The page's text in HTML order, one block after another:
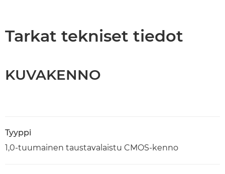
Tarkat tekniset tiedot
KUVAKENNO
Tyyppi
1,0-tuumainen taustavalaistu CMOS-kenno